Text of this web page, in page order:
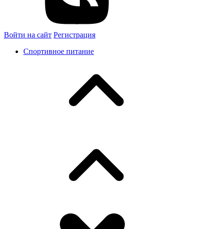
Войти на сайт Регистрация
Спортивное питание